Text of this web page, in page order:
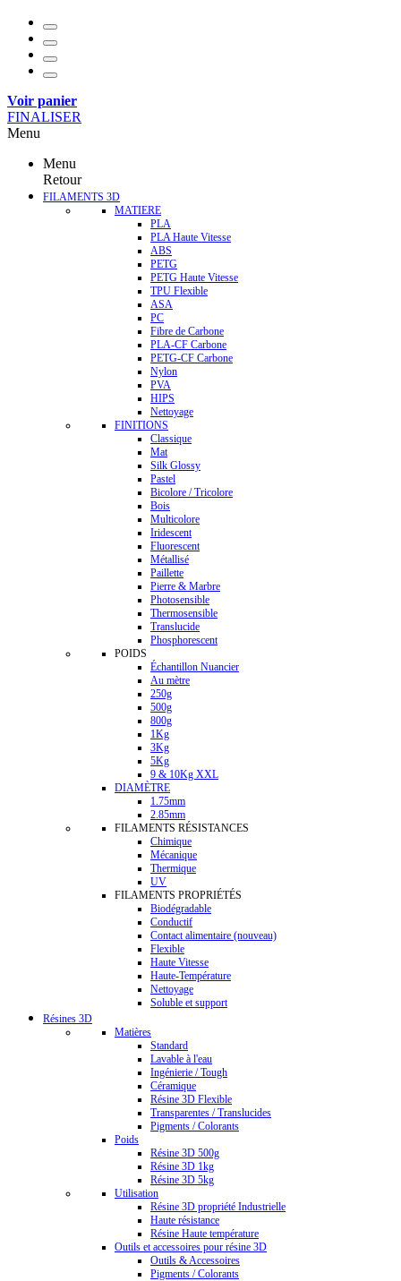
Voir panier
FINALISER
Menu
Menu
Retour
FILAMENTS 3D
MATIERE
PLA
PLA Haute Vitesse
ABS
PETG
PETG Haute Vitesse
TPU Flexible
ASA
PC
Fibre de Carbone
PLA-CF Carbone
PETG-CF Carbone
Nylon
PVA
HIPS
Nettoyage
FINITIONS
Classique
Mat
Silk Glossy
Pastel
Bicolore / Tricolore
Bois
Multicolore
Iridescent
Fluorescent
Métallisé
Paillette
Pierre & Marbre
Photosensible
Thermosensible
Translucide
Phosphorescent
POIDS
Échantillon Nuancier
Au mètre
250g
500g
800g
1Kg
3Kg
5Kg
9 & 10Kg XXL
DIAMÈTRE
1.75mm
2.85mm
FILAMENTS RÉSISTANCES
Chimique
Mécanique
Thermique
UV
FILAMENTS PROPRIÉTÉS
Biodégradable
Conductif
Contact alimentaire (nouveau)
Flexible
Haute Vitesse
Haute-Température
Nettoyage
Soluble et support
Résines 3D
Matières
Standard
Lavable à l'eau
Ingénierie / Tough
Céramique
Résine 3D Flexible
Transparentes / Translucides
Pigments / Colorants
Poids
Résine 3D 500g
Résine 3D 1kg
Résine 3D 5kg
Utilisation
Résine 3D propriété Industrielle
Haute résistance
Résine Haute température
Outils et accessoires pour résine 3D
Outils & Accessoires
Pigments / Colorants